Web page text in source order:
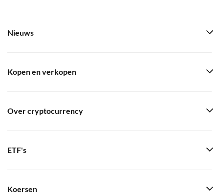
Nieuws
Kopen en verkopen
Over cryptocurrency
ETF's
Koersen